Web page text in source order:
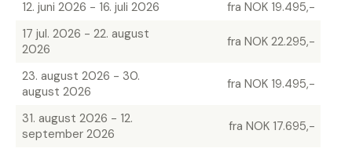
12. juni 2026 - 16. juli 2026
fra NOK 19.495,-
17 jul. 2026 - 22. august
2026
fra NOK 22.295,-
23. august 2026 - 30.
august 2026
fra NOK 19.495,-
31. august 2026 - 12.
september 2026
fra NOK 17.695,-